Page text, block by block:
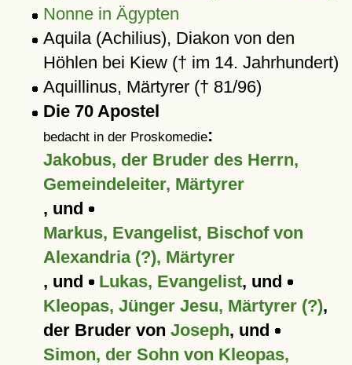
Nonne in Ägypten
Aquila (Achilius), Diakon von den
Höhlen bei Kiew († im 14. Jahrhundert)
Aquillinus, Märtyrer († 81/96)
Die 70 Apostel
bedacht in der Proskomedie:
Jakobus, der Bruder des Herrn,
Gemeindeleiter, Märtyrer
, und
Markus, Evangelist, Bischof von
Alexandria (?), Märtyrer
, und
Lukas, Evangelist, und
Kleopas, Jünger Jesu, Märtyrer (?),
der Bruder von Joseph, und
Simon, der Sohn von Kleopas,